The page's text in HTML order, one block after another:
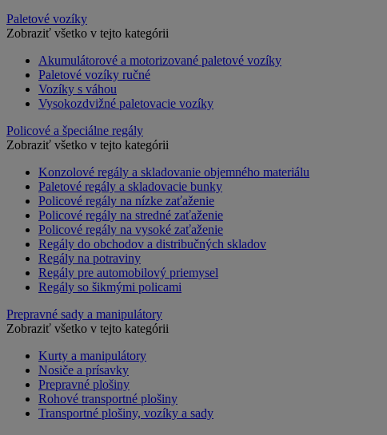
Paletové vozíky
Zobraziť všetko v tejto kategórii
Akumulátorové a motorizované paletové vozíky
Paletové vozíky ručné
Vozíky s váhou
Vysokozdvižné paletovacie vozíky
Policové a špeciálne regály
Zobraziť všetko v tejto kategórii
Konzolové regály a skladovanie objemného materiálu
Paletové regály a skladovacie bunky
Policové regály na nízke zaťaženie
Policové regály na stredné zaťaženie
Policové regály na vysoké zaťaženie
Regály do obchodov a distribučných skladov
Regály na potraviny
Regály pre automobilový priemysel
Regály so šikmými policami
Prepravné sady a manipulátory
Zobraziť všetko v tejto kategórii
Kurty a manipulátory
Nosiče a prísavky
Prepravné plošiny
Rohové transportné plošiny
Transportné plošiny, vozíky a sady